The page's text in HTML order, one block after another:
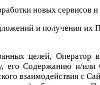
новых сервисов и
и получения их
целей,
его Содержанию и/
взаимодействия с